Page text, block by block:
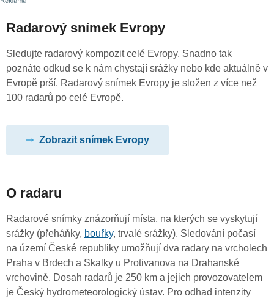
Radarový snímek Evropy
Sledujte radarový kompozit celé Evropy. Snadno tak
poznáte odkud se k nám chystají srážky nebo kde aktuálně v
Evropě prší. Radarový snímek Evropy je složen z více než
100 radarů po celé Evropě.
Zobrazit snímek Evropy
O radaru
Radarové snímky znázorňují místa, na kterých se vyskytují
srážky (přeháňky, bouřky, trvalé srážky). Sledování počasí
na území České republiky umožňují dva radary na vrcholech
Praha v Brdech a Skalky u Protivanova na Drahanské
vrchovině. Dosah radarů je 250 km a jejich provozovatelem
je Český hydrometeorologický ústav. Pro odhad intenzity